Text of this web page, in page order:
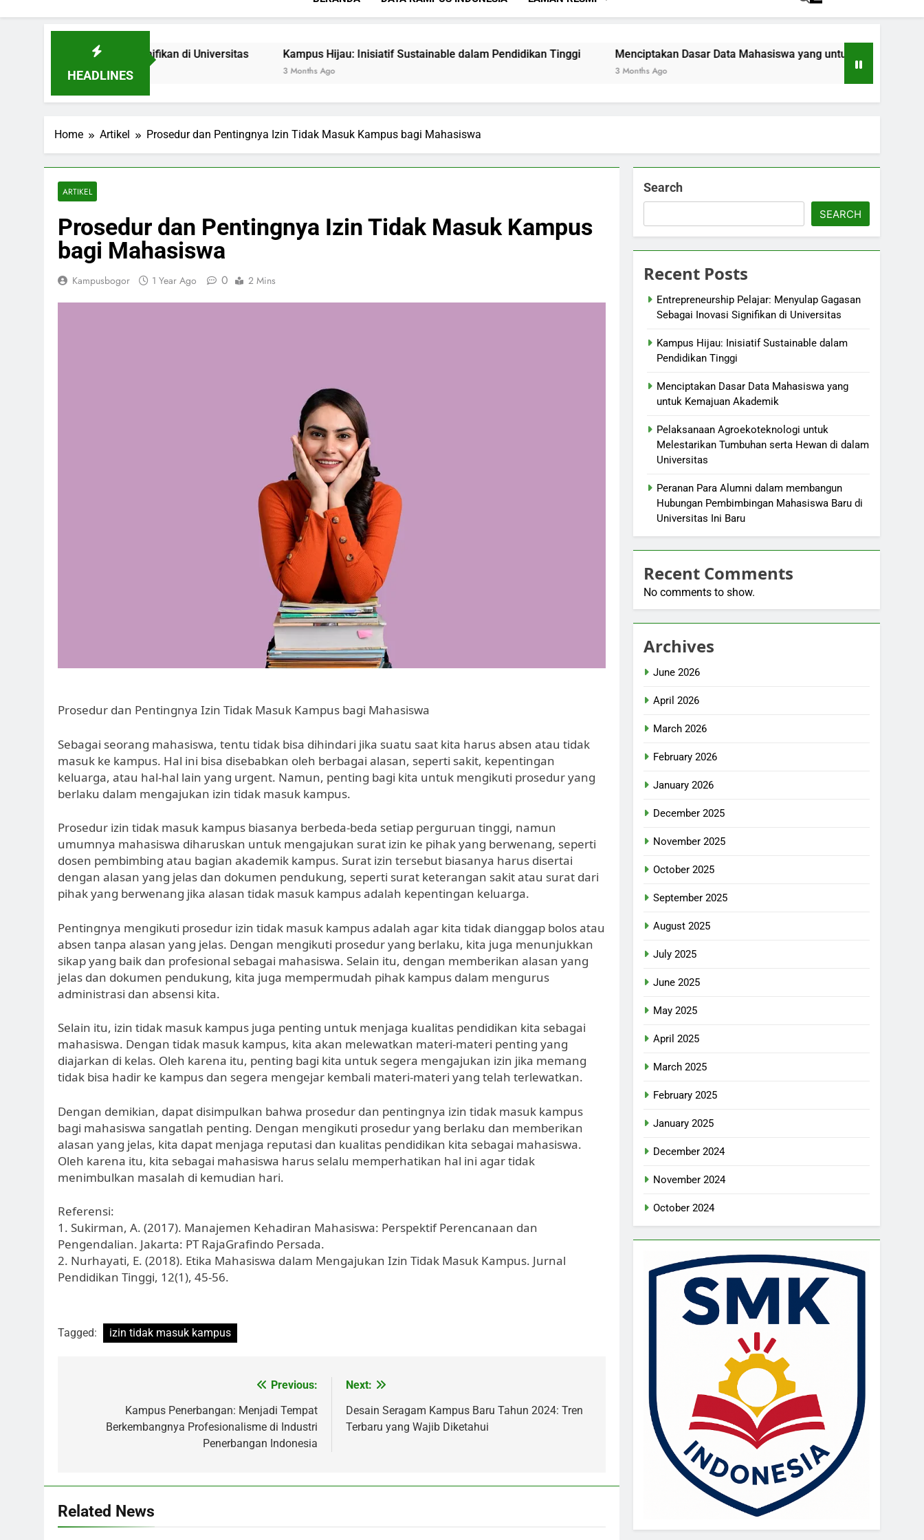
HEADLINES
Sebagai Inovasi Signifikan di Universitas Kampus Hijau: Inisiatif Sustainable dalam Pendidikan Tinggi
3 Months Ago
Menciptakan Dasar Data Mahasiswa yang untuk Kemajuan Akademik
3 Months Ago
Home Artikel Prosedur dan Pentingnya Izin Tidak Masuk Kampus bagi Mahasiswa
ARTIKEL
Prosedur dan Pentingnya Izin Tidak Masuk Kampus
bagi Mahasiswa
Kampusbogor 1 Year Ago 0 2 Mins
Prosedur dan Pentingnya Izin Tidak Masuk Kampus bagi Mahasiswa
Sebagai seorang mahasiswa, tentu tidak bisa dihindari jika suatu saat kita harus absen atau tidak
masuk ke kampus. Hal ini bisa disebabkan oleh berbagai alasan, seperti sakit, kepentingan
keluarga, atau hal-hal lain yang urgent. Namun, penting bagi kita untuk mengikuti prosedur yang
berlaku dalam mengajukan izin tidak masuk kampus.
Prosedur izin tidak masuk kampus biasanya berbeda-beda setiap perguruan tinggi, namun
umumnya mahasiswa diharuskan untuk mengajukan surat izin ke pihak yang berwenang, seperti
dosen pembimbing atau bagian akademik kampus. Surat izin tersebut biasanya harus disertai
dengan alasan yang jelas dan dokumen pendukung, seperti surat keterangan sakit atau surat dari
pihak yang berwenang jika alasan tidak masuk kampus adalah kepentingan keluarga.
Pentingnya mengikuti prosedur izin tidak masuk kampus adalah agar kita tidak dianggap bolos atau
absen tanpa alasan yang jelas. Dengan mengikuti prosedur yang berlaku, kita juga menunjukkan
sikap yang baik dan profesional sebagai mahasiswa. Selain itu, dengan memberikan alasan yang
jelas dan dokumen pendukung, kita juga mempermudah pihak kampus dalam mengurus
administrasi dan absensi kita.
Selain itu, izin tidak masuk kampus juga penting untuk menjaga kualitas pendidikan kita sebagai
mahasiswa. Dengan tidak masuk kampus, kita akan melewatkan materi-materi penting yang
diajarkan di kelas. Oleh karena itu, penting bagi kita untuk segera mengajukan izin jika memang
tidak bisa hadir ke kampus dan segera mengejar kembali materi-materi yang telah terlewatkan.
Dengan demikian, dapat disimpulkan bahwa prosedur dan pentingnya izin tidak masuk kampus
bagi mahasiswa sangatlah penting. Dengan mengikuti prosedur yang berlaku dan memberikan
alasan yang jelas, kita dapat menjaga reputasi dan kualitas pendidikan kita sebagai mahasiswa.
Oleh karena itu, kita sebagai mahasiswa harus selalu memperhatikan hal ini agar tidak
menimbulkan masalah di kemudian hari.
Referensi:
1. Sukirman, A. (2017). Manajemen Kehadiran Mahasiswa: Perspektif Perencanaan dan
Pengendalian. Jakarta: PT RajaGrafindo Persada.
2. Nurhayati, E. (2018). Etika Mahasiswa dalam Mengajukan Izin Tidak Masuk Kampus. Jurnal
Pendidikan Tinggi, 12(1), 45-56.
Tagged: izin tidak masuk kampus
navigation
Previous:
Kampus Penerbangan: Menjadi Tempat
Berkembangnya Profesionalisme di Industri
Penerbangan Indonesia
Next:
Desain Seragam Kampus Baru Tahun 2024: Tren
Terbaru yang Wajib Diketahui
Related News
Search
SEARCH
Recent Posts
Entrepreneurship Pelajar: Menyulap Gagasan
Sebagai Inovasi Signifikan di Universitas
Kampus Hijau: Inisiatif Sustainable dalam
Pendidikan Tinggi
Menciptakan Dasar Data Mahasiswa yang
untuk Kemajuan Akademik
Pelaksanaan Agroekoteknologi untuk
Melestarikan Tumbuhan serta Hewan di dalam
Universitas
Peranan Para Alumni dalam membangun
Hubungan Pembimbingan Mahasiswa Baru di
Universitas Ini Baru
Recent Comments
No comments to show.
Archives
June 2026
April 2026
March 2026
February 2026
January 2026
December 2025
November 2025
October 2025
September 2025
August 2025
July 2025
June 2025
May 2025
April 2025
March 2025
February 2025
January 2025
December 2024
November 2024
October 2024